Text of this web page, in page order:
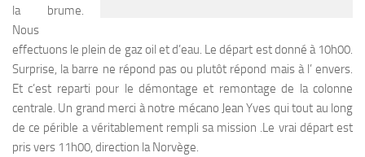
la brume.
Nous
effectuons le plein de gaz oil et d’eau. Le départ est donné à 10h00.
Surprise, la barre ne répond pas ou plutôt répond mais à l’ envers.
Et c’est reparti pour le démontage et remontage de la colonne
centrale. Un grand merci à notre mécano Jean Yves qui tout au long
de ce périble a véritablement rempli sa mission .Le vrai départ est
pris vers 11h00, direction la Norvège.